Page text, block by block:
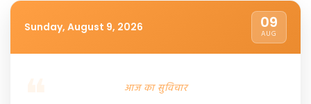
Sunday, August 9, 2026 09
AUG
आज का सुविचार